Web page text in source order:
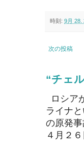
時刻: 9月 28,
次の投稿
“チェ
ロシア
ライナ
の原発
４月２